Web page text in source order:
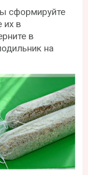
сформируйте
их в
в
на